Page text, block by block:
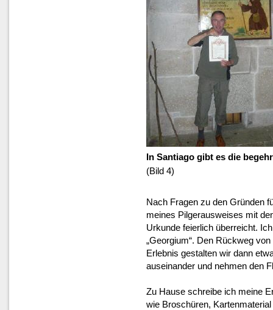
In Santiago gibt es die
(Bild 4)
Nach Fragen zu den Gründen
meines Pilgerausweises mit
Urkunde feierlich überreicht.
„Georgium“. Den Rückweg
Erlebnis gestalten wir dann
auseinander und nehmen den
Zu Hause schreibe ich meine
wie Broschüren,